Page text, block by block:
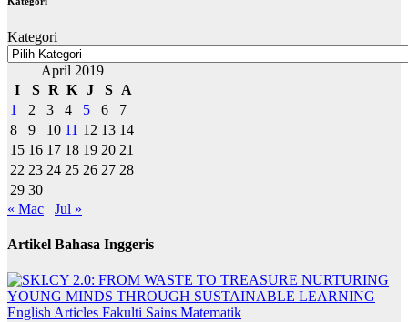
Kategori
April 2019
I
S R K J S
A
1
2 3 4 5 6
7
8
9 10 11 12 13 14
15 16 17 18 19 20 21
22 23 24 25 26 27 28
29 30
« Mac
Jul »
Artikel Bahasa Inggeris
English Articles Fakulti Sains Matematik